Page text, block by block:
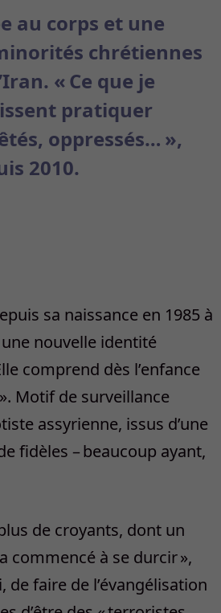
au corps et une
chrétiennes
« Ce que je
pratiquer
oppressés… »,
2010.
sa naissance en 1985 à
nouvelle identité
comprend dès l’enfance
Motif de surveillance
assyrienne, issus d’une
fidèles – beaucoup ayant,
de croyants, dont un
commencé à se durcir »,
faire de l’évangélisation